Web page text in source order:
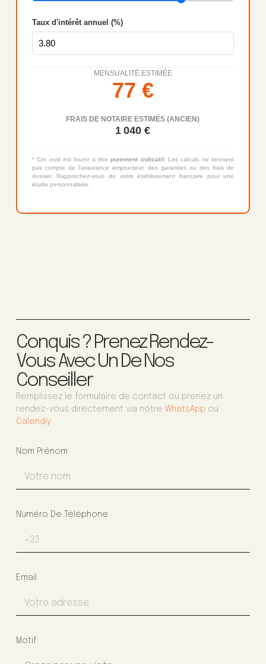
Taux d'intérêt annuel (%)
MENSUALITÉ ESTIMÉE
77 €
FRAIS DE NOTAIRE ESTIMÉS (ANCIEN)
1 040 €
* Cet outil est fourni à titrepurement indicatif. Les calculs ne tiennent
pas compte de l'assurance emprunteur, des garanties ou des frais de
dossier. Rapprochez-vous de votre établissement bancaire pour une
étude personnalisée.
Conquis ? Prenez Rendez-
Vous Avec Un De Nos
Conseiller
Remplissez le formulaire de contact ou prenez un
rendez-vous directement via notre WhatsApp ou
Calendly
Nom Prénom
Numéro De Téléphone
Email
Motif